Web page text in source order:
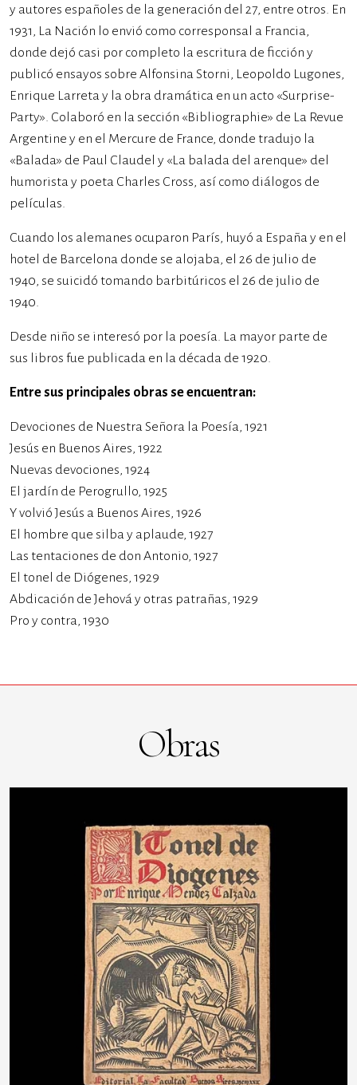
y autores españoles de la generación del 27, entre otros. En
1931, La Nación lo envió como corresponsal a Francia,
donde dejó casi por completo la escritura de ficción y
publicó ensayos sobre Alfonsina Storni, Leopoldo Lugones,
Enrique Larreta y la obra dramática en un acto «Surprise-
Party». Colaboró en la sección «Bibliographie» de La Revue
Argentine y en el Mercure de France, donde tradujo la
«Balada» de Paul Claudel y «La balada del arenque» del
humorista y poeta Charles Cross, así como diálogos de
películas.
Cuando los alemanes ocuparon París, huyó a España y en el
hotel de Barcelona donde se alojaba, el 26 de julio de
1940, se suicidó tomando barbitúricos el 26 de julio de
1940.
Desde niño se interesó por la poesía. La mayor parte de
sus libros fue publicada en la década de 1920.
Entre sus principales obras se encuentran:
Devociones de Nuestra Señora la Poesía, 1921
Jesús en Buenos Aires, 1922
Nuevas devociones, 1924
El jardín de Perogrullo, 1925
Y volvió Jesús a Buenos Aires, 1926
El hombre que silba y aplaude, 1927
Las tentaciones de don Antonio, 1927
El tonel de Diógenes, 1929
Abdicación de Jehová y otras patrañas, 1929
Pro y contra, 1930
Obras